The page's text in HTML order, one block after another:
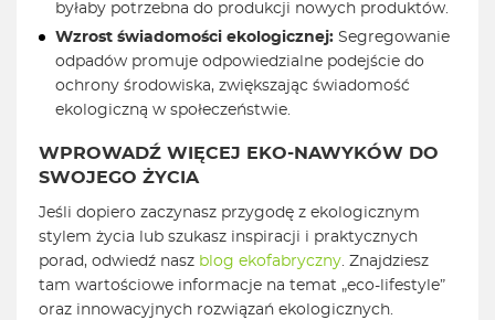
byłaby potrzebna do produkcji nowych produktów.
Wzrost świadomości ekologicznej: Segregowanie
odpadów promuje odpowiedzialne podejście do
ochrony środowiska, zwiększając świadomość
ekologiczną w społeczeństwie.
WPROWADŹ WIĘCEJ EKO-NAWYKÓW DO
SWOJEGO ŻYCIA
Jeśli dopiero zaczynasz przygodę z ekologicznym
stylem życia lub szukasz inspiracji i praktycznych
porad, odwiedź nasz blog ekofabryczny. Znajdziesz
tam wartościowe informacje na temat „eco-lifestyle”
oraz innowacyjnych rozwiązań ekologicznych.